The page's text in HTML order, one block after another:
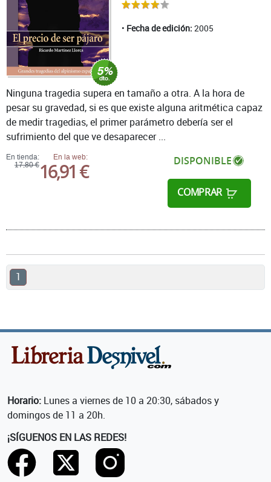
Fecha de edición: 2005
En tienda:
17,80 €
En la web:
16,91 € DISPONIBLE
COMPRAR
Ninguna tragedia supera en tamaño a otra. A la hora de
pesar su gravedad, si es que existe alguna aritmética capaz
de medir tragedias, el primer parámetro debería ser el
sufrimiento del que ve desaparecer ...
1
Horario: Lunes a viernes de 10 a 20:30, sábados y
domingos de 11 a 20h.
¡SÍGUENOS EN LAS REDES!